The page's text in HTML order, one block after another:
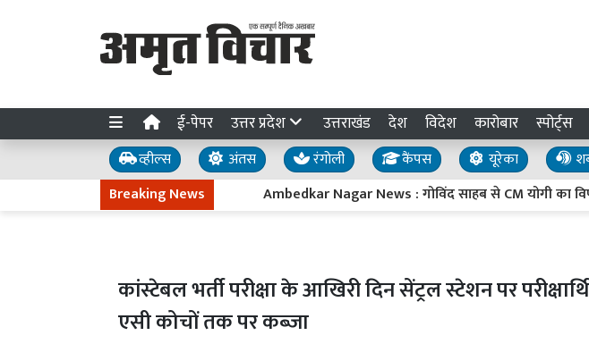
ई-पेपर उत्तर प्रदेश उत्तराखंड देश विदेश कारोबार स्पोर्ट्स
व्हील्स अंतस रंगोली कैंपस यूरेका
Breaking NewsAmbedkar Nagar News : गोविंद साहब से CM योगी का विपक्ष पर
कांस्टेबल भर्ती परीक्षा के आखिरी दिन सेंट्रल स्टेशन पर
एसी कोचों तक पर कब्जा